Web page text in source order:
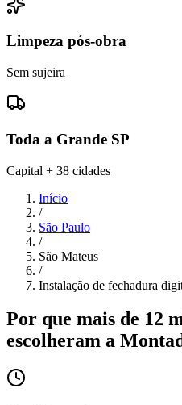
Limpeza pós-obra
Sem sujeira
Toda a Grande SP
Capital + 38 cidades
Início
/
São Paulo
/
São Mateus
/
Instalação de fechadura
Por que mais de 12
escolheram a